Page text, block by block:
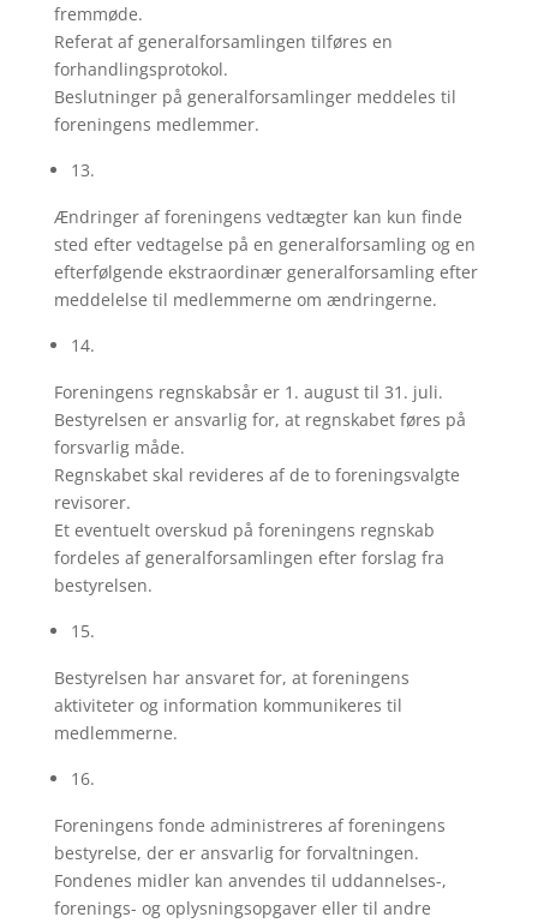
fremmøde.
Referat af generalforsamlingen tilføres en
forhandlingsprotokol.
Beslutninger på generalforsamlinger meddeles til
foreningens medlemmer.
13.
Ændringer af foreningens vedtægter kan kun finde
sted efter vedtagelse på en generalforsamling og en
efterfølgende ekstraordinær generalforsamling efter
meddelelse til medlemmerne om ændringerne.
14.
Foreningens regnskabsår er 1. august til 31. juli.
Bestyrelsen er ansvarlig for, at regnskabet føres på
forsvarlig måde.
Regnskabet skal revideres af de to foreningsvalgte
revisorer.
Et eventuelt overskud på foreningens regnskab
fordeles af generalforsamlingen efter forslag fra
bestyrelsen.
15.
Bestyrelsen har ansvaret for, at foreningens
aktiviteter og information kommunikeres til
medlemmerne.
16.
Foreningens fonde administreres af foreningens
bestyrelse, der er ansvarlig for forvaltningen.
Fondenes midler kan anvendes til uddannelses-,
forenings- og oplysningsopgaver eller til andre